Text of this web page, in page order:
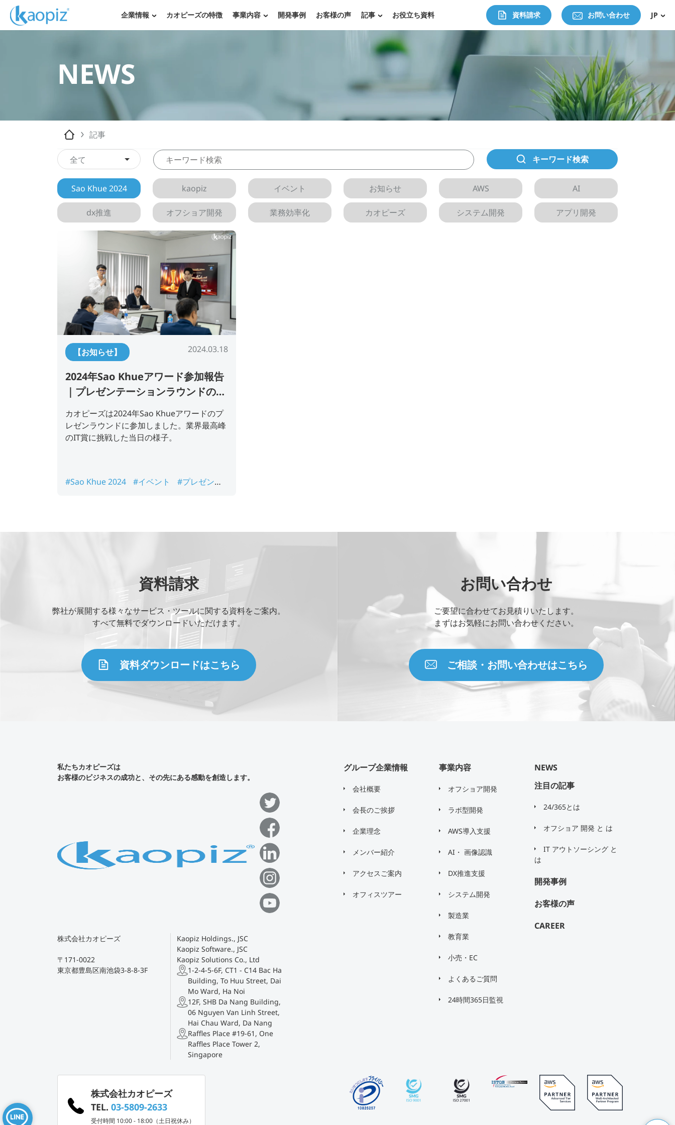
企業情報 カオピーズの特徴 事業内容 開発事例 お客様の声 記事 お役立ち資料 JP
資料請求 お問い合わせ
NEWS
記事
全て キーワード検索
Sao Khue 2024 kaopiz イベント お知らせ AWS AI
dx推進 オフショア開発 業務効率化 カオピーズ システム開発 アプリ開発
【お知らせ】 2024.03.18
2024年Sao Khueアワード参加報告
｜プレゼンテーションラウンドの様
カオピーズは2024年Sao Khueアワードのプ
レゼンラウンドに参加しました。業界最高峰
のIT賞に挑戦した当日の様子。
#Sao Khue 2024 #イベント
#プレゼンテ
資料請求
弊社が展開する様々なサービス・ツールに関する資料をご案内。
すべて無料でダウンロードいただけます。
資料ダウンロードはこちら
お問い合わせ
ご要望に合わせてお見積りいたします。
まずはお気軽にお問い合わせください。
ご相談・お問い合わせはこちら
私たちカオピーズは
お客様のビジネスの成功と、その先にある感動を創造します。
株式会社カオピーズ
〒171-0022
東京都豊島区南池袋3-8-8-3F
Kaopiz Holdings., JSC
Kaopiz Software., JSC
Kaopiz Solutions Co., Ltd
1-2-4-5-6F, CT1 - C14 Bac Ha
Building, To Huu Street, Dai
Mo Ward, Ha Noi
12F, SHB Da Nang Building,
06 Nguyen Van Linh Street,
Hai Chau Ward, Da Nang
Raffles Place #19-61, One
Raffles Place Tower 2,
Singapore
グループ企業情報
会社概要
会長のご挨拶
企業理念
メンバー紹介
アクセスご案内
オフィスツアー
事業内容
オフショア開発
ラボ型開発
AWS導入支援
AI・ 画像認識
DX推進支援
システム開発
製造業
教育業
小売・EC
よくあるご質問
24時間365日監視
NEWS
注目の記事
24/365とは
オフショア 開発 と は
IT アウトソーシング と
は
開発事例
お客様の声
CAREER
株式会社カオピーズ
TEL. 03-5809-2633
受付時間 10:00 - 18:00（土日祝休み）